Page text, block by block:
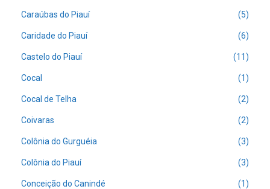
Caraúbas do Piauí (5)
Caridade do Piauí (6)
Castelo do Piauí (11)
Cocal (1)
Cocal de Telha (2)
Coivaras (2)
Colônia do Gurguéia (3)
Colônia do Piauí (3)
Conceição do Canindé (1)